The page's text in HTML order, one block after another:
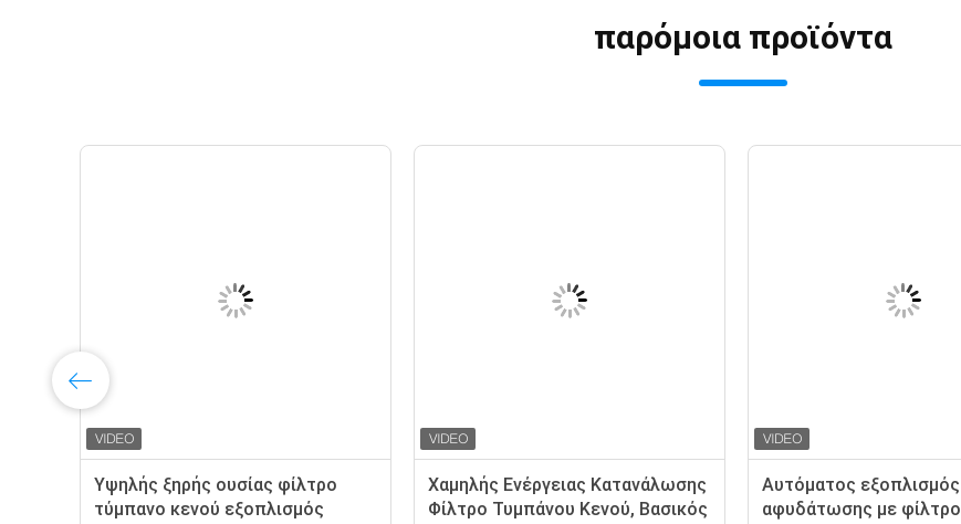
παρόμοια προϊόντα
Υψηλής ξηρής ουσίας φίλτρο
τύμπανο κενού εξοπλισμός
Χαμηλής Ενέργειας Κατανάλωσης
Φίλτρο Τυμπάνου Κενού, Βασικός
Αυτόματος εξοπλισμός
αφυδάτωσης με φίλτρο